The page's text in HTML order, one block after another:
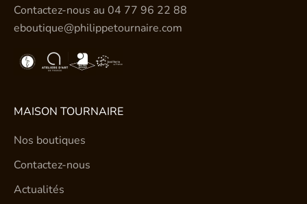
Contactez-nous au 04 77 96 22 88
eboutique@philippetournaire.com
MAISON TOURNAIRE
Nos boutiques
Contactez-nous
Actualités